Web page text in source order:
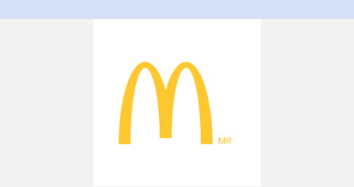
Facilidades